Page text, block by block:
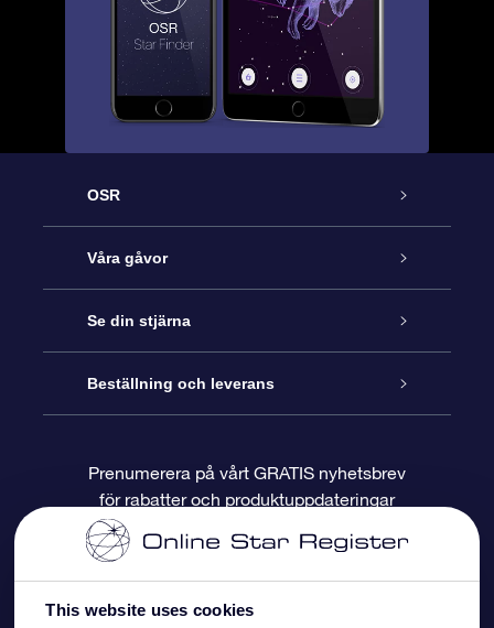
This website uses cookies
OSR
Kundtjänst
Kontakta oss
Blogg
Recensioner
Våra gåvor
Online-Stjärngåva
OSR Gåvopaket
OSR Presentkort
Företagspresenter
Se din stjärna
Stjärnregiste
Personlig Stjärnsida
One Million Stars
Beställning och leverans
Betalningsinformation
Prenumerera på vårt GRATIS nyhetsbrev
för rabatter och produktuppdateringar